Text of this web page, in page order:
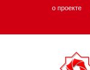
о проекте